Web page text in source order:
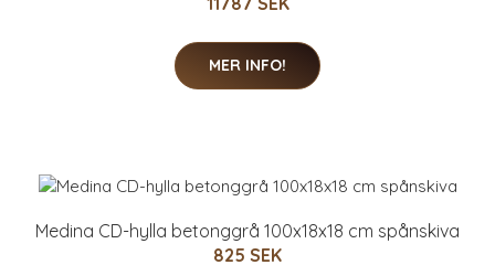
MER INFO!
Medina CD-hylla betonggrå 100x18x18 cm spånskiva
825 SEK